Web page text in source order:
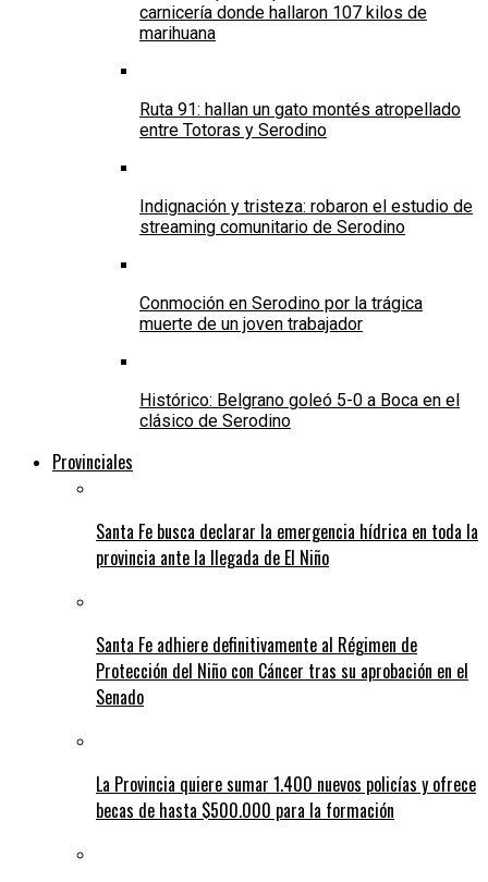
carnicería donde hallaron 107 kilos de
marihuana
Ruta 91: hallan un gato montés atropellado
entre Totoras y Serodino
Indignación y tristeza: robaron el estudio de
streaming comunitario de Serodino
Conmoción en Serodino por la trágica
muerte de un joven trabajador
Histórico: Belgrano goleó 5-0 a Boca en el
clásico de Serodino
Provinciales
Santa Fe busca declarar la emergencia hídrica en toda la
provincia ante la llegada de El Niño
Santa Fe adhiere definitivamente al Régimen de
Protección del Niño con Cáncer tras su aprobación en el
Senado
La Provincia quiere sumar 1.400 nuevos policías y ofrece
becas de hasta $500.000 para la formación